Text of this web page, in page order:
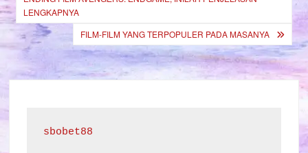
navigation
LENGKAPNYA
FILM-FILM YANG TERPOPULER PADA MASANYA
sbobet88